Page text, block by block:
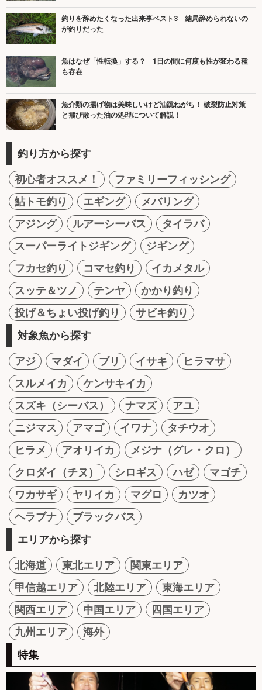
釣りを辞めたくなった出来事ベスト3 結局辞められないの
が釣りだった
魚はなぜ「性転換」する？ 1日の間に何度も性が変わる種
も存在
魚介類の揚げ物は美味しいけど油跳ねがち！ 破裂防止対策
と飛び散った油の処理について解説！
釣り方から探す
初心者オススメ！
ファミリーフィッシング
鮎トモ釣り
エギング
メバリング
アジング
ルアーシーバス
タイラバ
スーパーライトジギング
ジギング
フカセ釣り
コマセ釣り
イカメタル
スッテ＆ツノ
テンヤ
かかり釣り
投げ＆ちょい投げ釣り
サビキ釣り
対象魚から探す
アジ マダイ ブリ イサキ
ヒラマサ
スルメイカ
ケンサキイカ
スズキ（シーバス）
ナマズ
アユ
ニジマス
アマゴ イワナ
タチウオ
ヒラメ
アオリイカ
メジナ（グレ・クロ）
クロダイ（チヌ）
シロギス ハゼ
マゴチ
ワカサギ
ヤリイカ マグロ
カツオ
ヘラブナ
ブラックバス
エリアから探す
北海道 東北エリア
関東エリア
甲信越エリア
北陸エリア
東海エリア
関西エリア
中国エリア
四国エリア
九州エリア
海外
特集